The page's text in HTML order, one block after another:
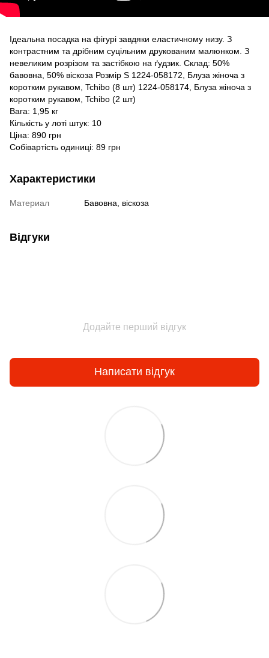
Ідеальна посадка на фігурі завдяки еластичному низу. З
контрастним та дрібним суцільним друкованим малюнком. З
невеликим розрізом та застібкою на ґудзик. Склад: 50%
бавовна, 50% віскоза Розмір S 1224-058172, Блуза жіноча з
коротким рукавом, Tchibo (8 шт) 1224-058174, Блуза жіноча з
коротким рукавом, Tchibo (2 шт)
Вага: 1,95 кг
Кількість у лоті штук: 10
Ціна: 890 грн
Собівартість одиниці: 89 грн
Характеристики
Материал Бавовна, віскоза
Відгуки
Додайте перший відгук
Написати відгук